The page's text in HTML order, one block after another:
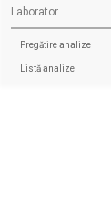
Laborator
Pregătire analize
Listă analize